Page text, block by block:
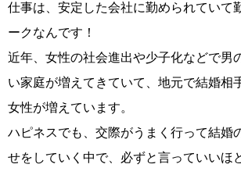
仕事は、 安定した会社に勤められていて
ークなんです！
近年、女性の社会進出や少子化などで男
い家庭が増えてきていて、 地元で結婚相
女性が増えています。
ハピネスでも、交際がうまく行って結婚
せをしていく中で、 必ずと言っていいほ